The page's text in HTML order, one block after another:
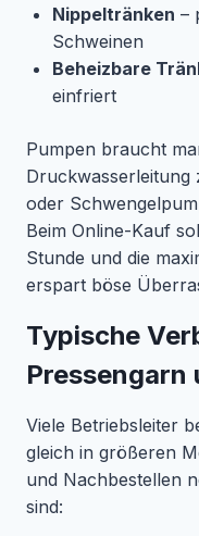
Nippeltränken –
Schweinen
Beheizbare
einfriert
Pumpen braucht
Druckwasserleitung
oder
Beim Online-Kauf
Stunde und die
erspart böse
Typische
Pressengarn
Viele Betriebsleiter
gleich in größeren
und Nachbestellen
sind: